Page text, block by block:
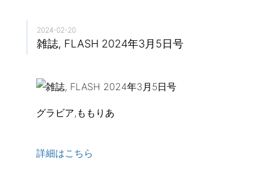
2024-02-20
雑誌, FLASH 2024年3月5日号
グラビア,ももりあ
詳細はこちら